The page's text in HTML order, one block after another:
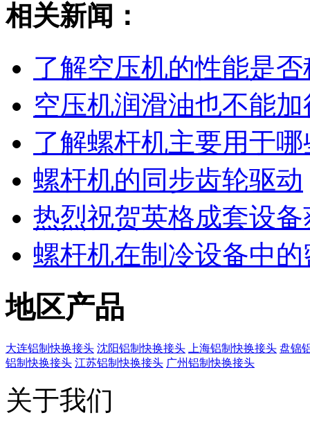
相关新闻：
了解空压机的性能是
空压机润滑油也不能
了解螺杆机主要用于
螺杆机的同步齿轮驱动
热烈祝贺英格成套设
螺杆机在制冷设备中
地区产品
大连铝制快换接头 沈阳铝制快换接头 上海铝制快换接头 盘锦
铝制快换接头 江苏铝制快换接头 广州铝制快换接头
关于我们